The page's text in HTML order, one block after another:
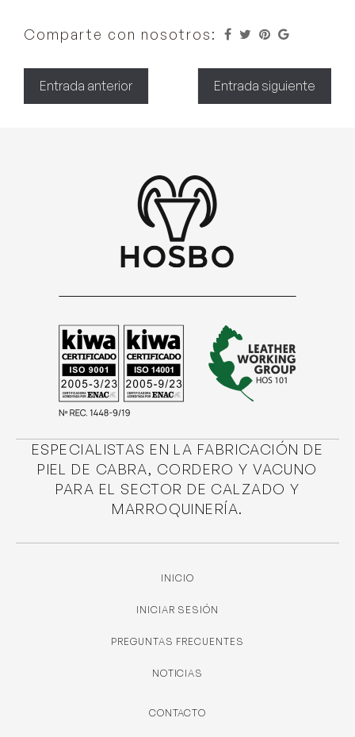
Comparte con nosotros:
Entrada anterior Entrada siguiente
ESPECIALISTAS EN LA FABRICACIÓN DE
PIEL DE CABRA, CORDERO Y VACUNO
PARA EL SECTOR DE CALZADO Y
MARROQUINERÍA.
INICIO
INICIAR SESIÓN
PREGUNTAS FRECUENTES
NOTICIAS
CONTACTO